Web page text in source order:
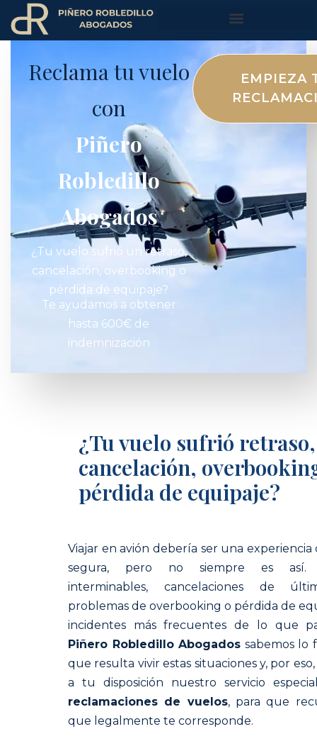
Reclama tu vuelo
con
Piñero
Robledillo
Abogados
¿Tu vuelo sufrió un retraso,
cancelación, overbooking o
pérdida de equipaje?
Te ayudamos a obtener
hasta 600€ de
indemnización
EMPIEZA
¿Tu vuelo sufrió retraso,
cancelación,
pérdida de equipaje?
Viajar en avión debería ser una experiencia
segura, pero no siempre es así.
interminables, cancelaciones de
problemas de overbooking o pérdida de
incidentes más frecuentes de lo que
Piñero Robledillo Abogados sabemos lo
que resulta vivir estas situaciones y, por
a tu disposición nuestro servicio
reclamaciones de vuelos, para que
que legalmente te corresponde.